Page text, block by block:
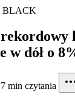
BLACK
w dół o
min czytania